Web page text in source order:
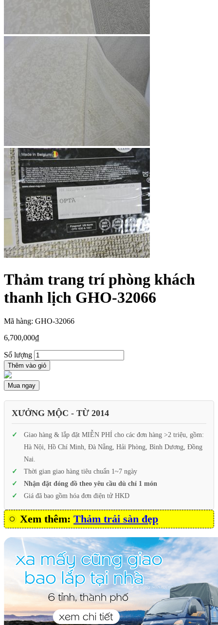
Thảm trang trí phòng khách
thanh lịch GHO-32066
Mã hàng: GHO-32066
6,700,000₫
Số lượng
Thêm vào giỏ
Mua ngay
XƯỞNG MỘC - TỪ 2014
Giao hàng & lắp đặt MIỄN PHÍ cho các đơn hàng >2 triệu, gồm:
Hà Nội, Hồ Chí Minh, Đà Nẵng, Hải Phòng, Bình Dương, Đồng
Nai.
Thời gian giao hàng tiêu chuẩn 1~7 ngày
Nhận đặt đóng đồ theo yêu cầu dù chỉ 1 món
Giá đã bao gồm hóa đơn điện tử HKD
Xem thêm: Thảm trải sàn đẹp